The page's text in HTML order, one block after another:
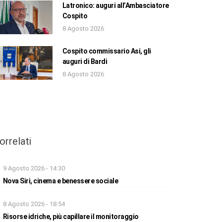
Latronico: auguri all’Ambasciatore
Cospito
8 Agosto 2026
Cospito commissario Asi, gli
auguri di Bardi
8 Agosto 2026
9 Agosto 2026 - 14:30
Nova Siri, cinema e benessere sociale
8 Agosto 2026 - 18:54
Risorse idriche, più capillare il monitoraggio